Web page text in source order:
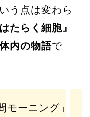
う点は変わら
はたらく細胞』
内の物語で
モーニング」
HOME
ログとは
銭ページ